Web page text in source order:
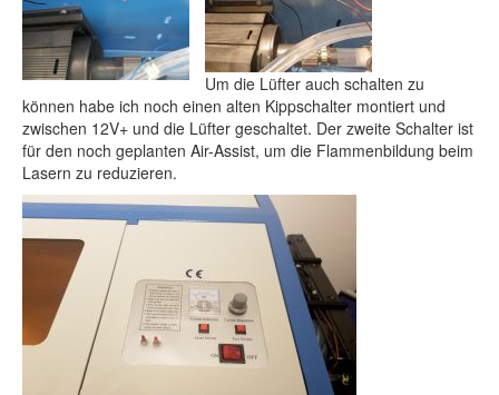
Um die Lüfter auch schalten zu
können habe ich noch einen alten Kippschalter montiert und
zwischen 12V+ und die Lüfter geschaltet. Der zweite Schalter ist
für den noch geplanten Air-Assist, um die Flammenbildung beim
Lasern zu reduzieren.